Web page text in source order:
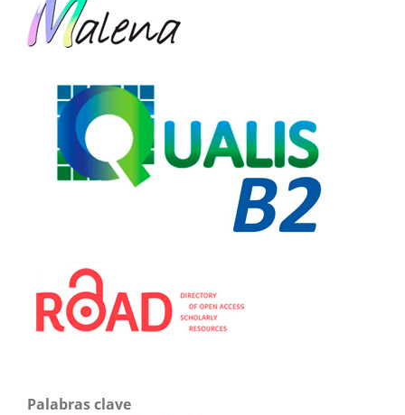
Palabras clave